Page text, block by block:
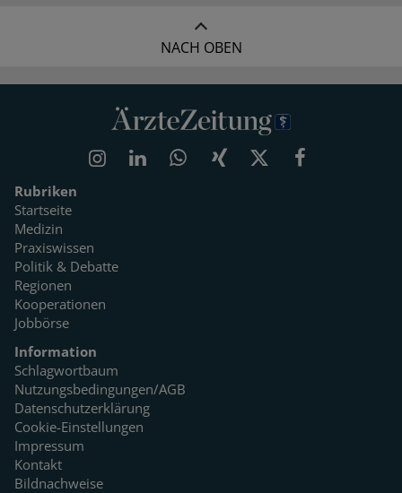
NACH OBEN
Rubriken
Startseite
Medizin
Praxiswissen
Politik & Debatte
Regionen
Kooperationen
Jobbörse
Information
Schlagwortbaum
Nutzungsbedingungen/AGB
Datenschutzerklärung
Cookie-Einstellungen
Impressum
Kontakt
Bildnachweise